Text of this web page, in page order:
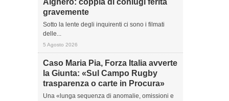
Alghero: coppia di coniugi ferita
gravemente
Sotto la lente degli inquirenti ci sono i filmati
delle...
5 Agosto 2026
Caso Maria Pia, Forza Italia avverte
la Giunta: «Sul Campo Rugby
trasparenza o carte in Procura»
Una «lunga sequenza di anomalie, omissioni e